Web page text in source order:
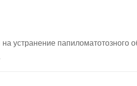
папиломатотозного